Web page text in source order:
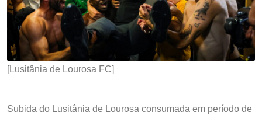
[Lusitânia de Lourosa FC]
Subida do Lusitânia de Lourosa consumada em período de